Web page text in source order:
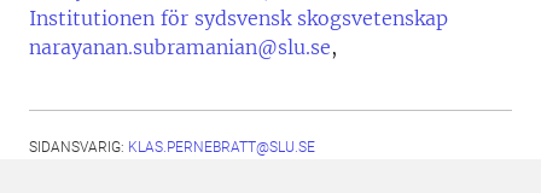
Institutionen för sydsvensk skogsvetenskap
narayanan.subramanian@slu.se,
SIDANSVARIG: KLAS.PERNEBRATT@SLU.SE